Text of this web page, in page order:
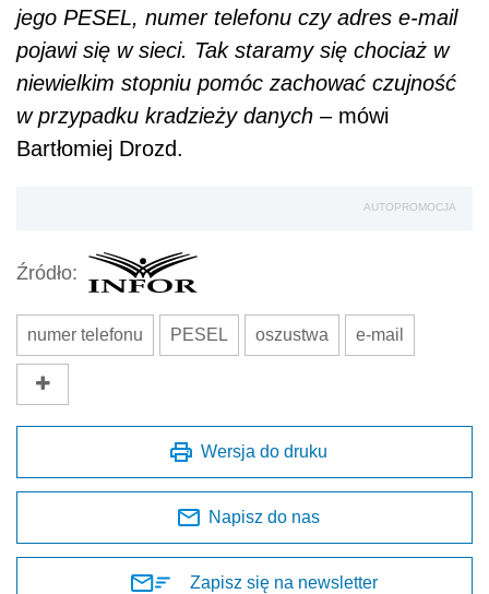
jego PESEL, numer telefonu czy adres e-mail
pojawi się w sieci. Tak staramy się chociaż w
niewielkim stopniu pomóc zachować czujność
w przypadku kradzieży danych – mówi
Bartłomiej Drozd.
AUTOPROMOCJA
Źródło:
numer telefonu PESEL oszustwa e-mail
Wersja do druku
Napisz do nas
Zapisz się na newsletter